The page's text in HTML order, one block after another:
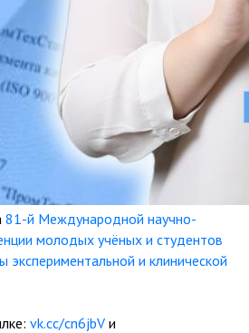
81-й Международной научно-
молодых учёных и студентов
экспериментальной и клинической
vk.cc/cn6jbV и